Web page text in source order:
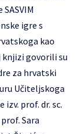
igre s
kao
knjizi govorili su
za hrvatski
Učiteljskoga
prof. dr. sc.
Sara